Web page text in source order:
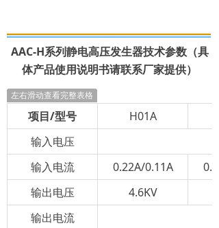
AAC-H系列静电高压发生器技术参数（具
体产品使用说明书请联系厂家提供）
左右滑动查看完整表格
项目/型号
H01A
输入电压
输入电流
0.22A/0.11A
输出电压
4.6KV
输出电流